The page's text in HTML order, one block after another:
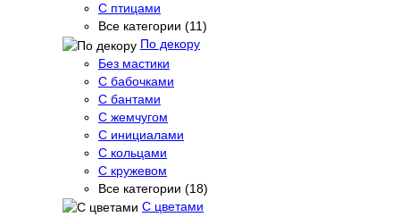
С птицами
Все категории (11)
По декору
Без мастики
С бабочками
С бантами
С жемчугом
С инициалами
С кольцами
С кружевом
Все категории (18)
С цветами